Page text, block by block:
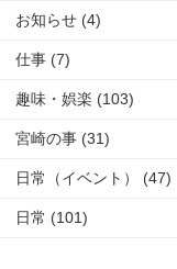
お知らせ (4)
仕事 (7)
趣味・娯楽 (103)
宮崎の事 (31)
日常（イベント） (47)
日常 (101)